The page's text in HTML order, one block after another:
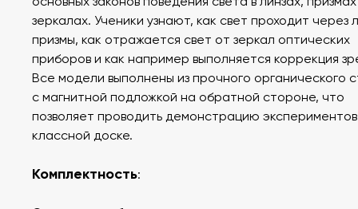
зеркалах. Ученики узнают, как свет проходит через
призмы, как отражается свет от зеркал оптических
приборов и как например выполняется коррекция
Все модели выполнены из прочного органического
с магнитной подложкой на обратной стороне, что
позволяет проводить демонстрацию
классной доске.
Комплектность: